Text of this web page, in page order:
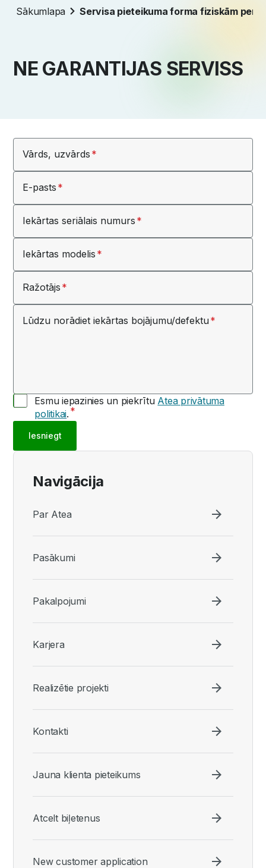
Sākumlapa Servisa pieteikuma forma fiziskām
NE GARANTIJAS SERVISS
Vārds, uzvārds
E-pasts
Iekārtas seriālais numurs
Iekārtas modelis
Ražotājs
Lūdzu norādiet iekārtas bojājumu/defektu
Esmu iepazinies un piekrītu Atea privātuma
politikai.
Iesniegt
Navigācija
Par Atea
Pasākumi
Pakalpojumi
Karjera
Realizētie projekti
Kontakti
Jauna klienta pieteikums
Atcelt biļetenus
New customer application